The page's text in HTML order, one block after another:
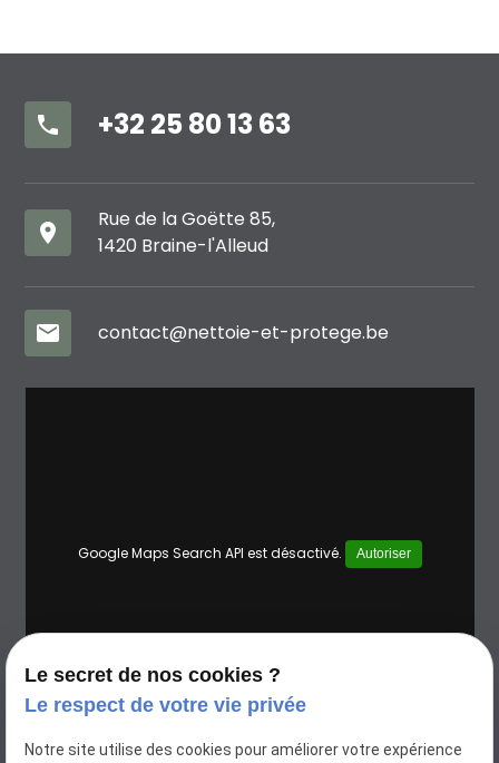
phone +32 25 80 13 63
place
Rue de la Goëtte 85,
1420 Braine-l'Alleud
mail contact@nettoie-et-protege.be
Google Maps Search API est désactivé. Autoriser
Le secret de nos cookies ?
Le respect de votre vie privée
Notre site utilise des cookies pour améliorer votre expérience